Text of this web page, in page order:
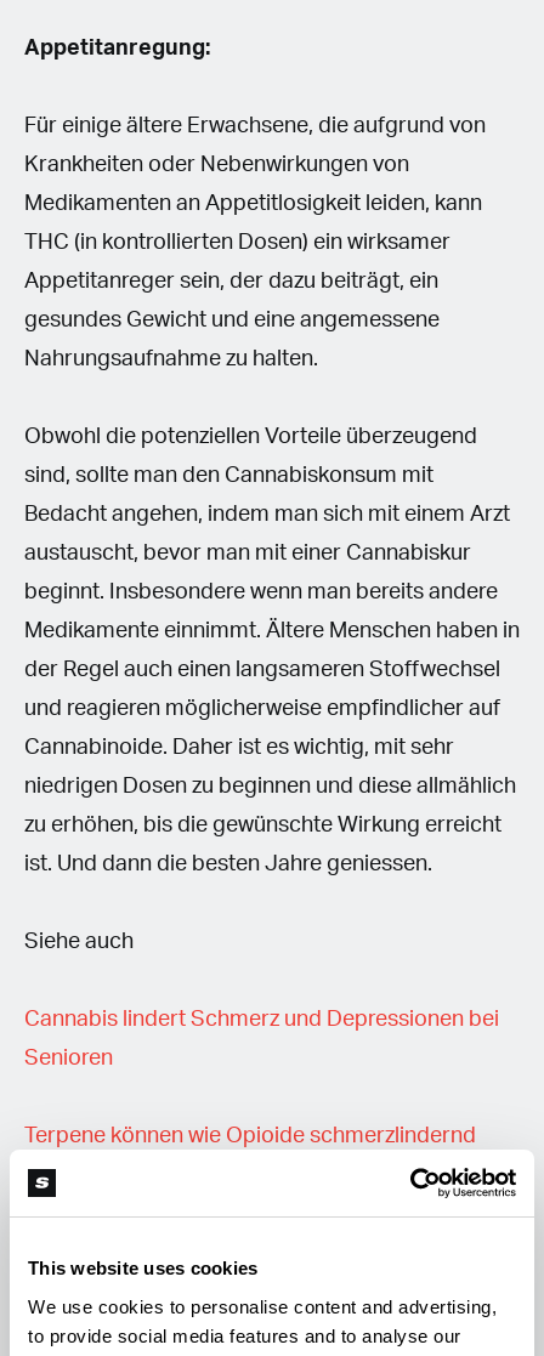
This website uses cookies
We use cookies to personalise content and advertising,
to provide social media features and to analyse our
Appetitanregung:
Für einige ältere Erwachsene, die aufgrund von
Krankheiten oder Nebenwirkungen von
Medikamenten an Appetitlosigkeit leiden, kann
THC (in kontrollierten Dosen) ein wirksamer
Appetitanreger sein, der dazu beiträgt, ein
gesundes Gewicht und eine angemessene
Nahrungsaufnahme zu halten.
Obwohl die potenziellen Vorteile überzeugend
sind, sollte man den Cannabiskonsum mit
Bedacht angehen, indem man sich mit einem Arzt
austauscht, bevor man mit einer Cannabiskur
beginnt. Insbesondere wenn man bereits andere
Medikamente einnimmt. Ältere Menschen haben in
der Regel auch einen langsameren Stoffwechsel
und reagieren möglicherweise empfindlicher auf
Cannabinoide. Daher ist es wichtig, mit sehr
niedrigen Dosen zu beginnen und diese allmählich
zu erhöhen, bis die gewünschte Wirkung erreicht
ist. Und dann die besten Jahre geniessen.
Siehe auch
Cannabis lindert Schmerz und Depressionen bei
Senioren
Terpene können wie Opioide schmerzlindernd
wirken
M Mercedes.Frank